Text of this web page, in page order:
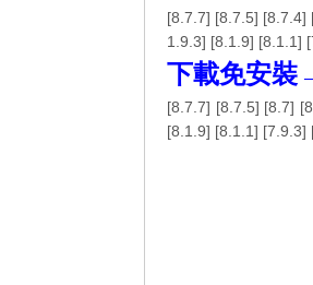
[8.7.7] [8.7.5] [8.7.4]
1.9.3] [8.1.9] [8.1.1] [
下載免安裝
[8.7.7] [8.7.5] [8.7] [
[8.1.9] [8.1.1] [7.9.3]